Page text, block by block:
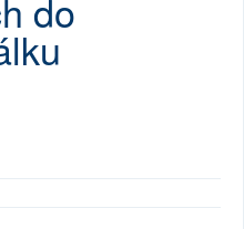
do